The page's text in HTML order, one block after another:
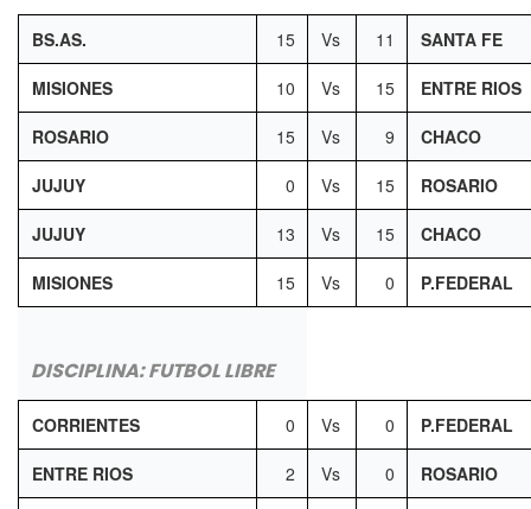
BS.AS. 15 Vs 11 SANTA FE
MISIONES 10 Vs 15 ENTRE RIOS
ROSARIO 15 Vs 9 CHACO
JUJUY 0 Vs 15 ROSARIO
JUJUY 13 Vs 15 CHACO
MISIONES 15 Vs 0 P.FEDERAL
DISCIPLINA: FUTBOL LIBRE
CORRIENTES 0 Vs 0 P.FEDERAL
ENTRE RIOS 2 Vs 0 ROSARIO